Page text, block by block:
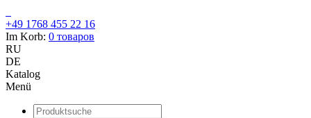
+49 1768 455 22 16
Im Korb: 0 товаров
RU
DE
Katalog
Menü